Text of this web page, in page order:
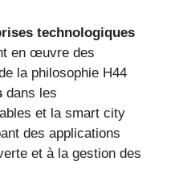
technologiques
en œuvre des
la philosophie H44
dans les
et la smart city
des applications
et à la gestion des